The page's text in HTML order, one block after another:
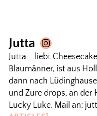
Jutta
Jutta – liebt
Blaumänner, ist aus
dann nach
und Zure drops, an der
Lucky Luke. Mail an: